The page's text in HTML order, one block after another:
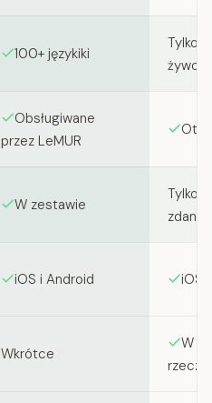
100+ językiki
Tylko
żywo)
Obsługiwane
przez LeMUR
W zestawie
Tylko
zdania
iOS i Android iOS
Wkrótce
W